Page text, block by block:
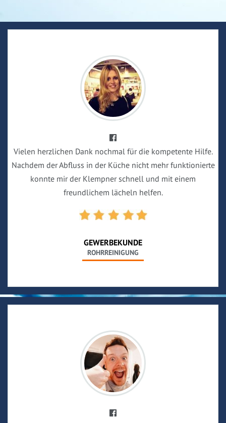
Vielen herzlichen Dank nochmal für die kompetente Hilfe.
Nachdem der Abfluss in der Küche nicht mehr funktionierte
konnte mir der Klempner schnell und mit einem
freundlichem lächeln helfen.
GEWERBEKUNDE
ROHRREINIGUNG